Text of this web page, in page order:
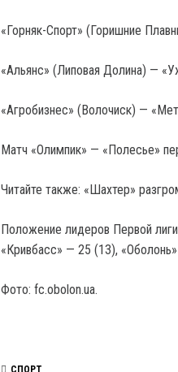
«Горняк-Спорт» (Горишние
«Альянс» (Липовая Долина) —
«Агробизнес» (Волочиск) —
Матч «Олимпик» — «Полесье»
Читайте также: «Шахтер»
Положение лидеров Первой
«Кривбасс» — 25 (13),
Фото: fc.obolon.ua.
СПОРТ